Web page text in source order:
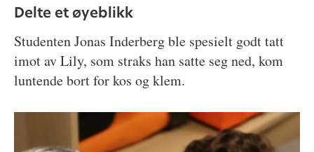
Delte et øyeblikk
Studenten Jonas Inderberg ble spesielt godt tatt
imot av Lily, som straks han satte seg ned, kom
luntende bort for kos og klem.